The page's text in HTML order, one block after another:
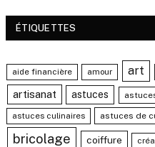
ÉTIQUETTES
aide financière amour art
artisanat astuces
astuces culinaires astuces de
bricolage coiffure